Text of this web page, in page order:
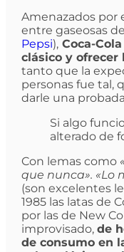
Amenazados por
entre gaseosas
Pepsi),Coca-
clásico y ofrecer
tanto que la
personas fue tal,
darle una
Si algo
alterado de
Con lemas como
que nunca». «Lo
(son excelentes
1985 las latas de
por las de New
improvisado, de
de consumo en